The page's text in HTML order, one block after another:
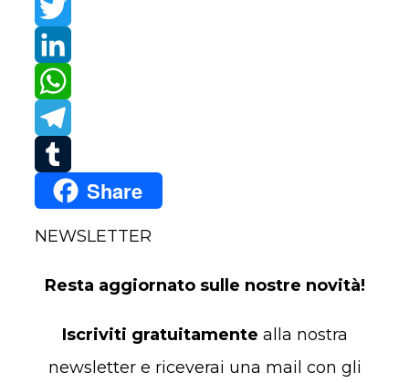
Facebook
Twitter
LinkedIn
WhatsApp
Telegram
TumblrShare
NEWSLETTER
Resta aggiornato sulle nostre novità!
Iscriviti gratuitamente alla nostra
newsletter e riceverai una mail con gli